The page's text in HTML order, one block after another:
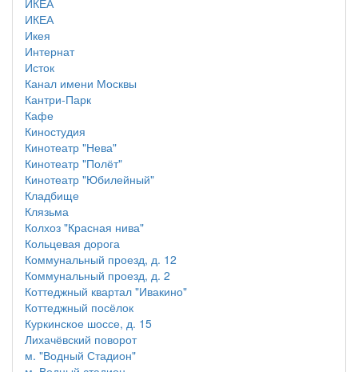
ИКЕА
ИКЕА
Икея
Интернат
Исток
Канал имени Москвы
Кантри-Парк
Кафе
Киностудия
Кинотеатр "Нева"
Кинотеатр "Полёт"
Кинотеатр "Юбилейный"
Кладбище
Клязьма
Колхоз "Красная нива"
Кольцевая дорога
Коммунальный проезд, д. 12
Коммунальный проезд, д. 2
Коттеджный квартал "Ивакино"
Коттеджный посёлок
Куркинское шоссе, д. 15
Лихачёвский поворот
м. "Водный Стадион"